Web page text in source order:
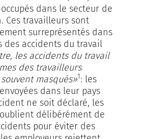
dans le secteur de
Ces travailleurs sont
surreprésentés dans
des accidents du travail
les accidents du travail
des travailleurs
masqués»1: les
dans leur pays
ne soit déclaré, les
délibérément de
pour éviter des